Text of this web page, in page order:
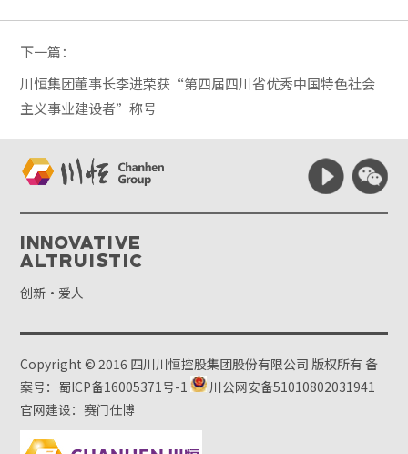
下一篇：
川恒集团董事长李进荣获“第四届四川省优秀中国特色社会
主义事业建设者”称号
Innovative
Altruistic
创新·爱人
Copyright © 2016 四川川恒控股集团股份有限公司 版权所有备
案号：蜀ICP备16005371号-1
川公网安备51010802031941
官网建设：赛门仕博